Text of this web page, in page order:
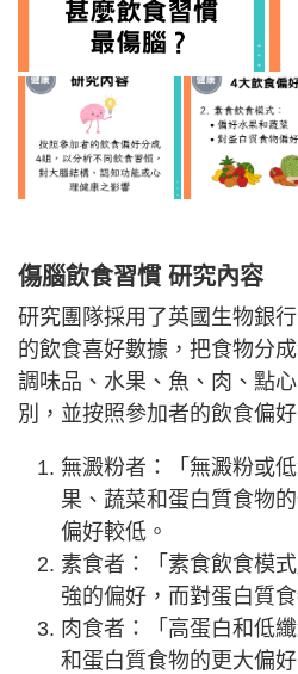
傷腦飲食習慣 研究內容
研究團隊採用了英國生物銀
的飲食喜好數據，把食物分
調味品、水果、魚、肉、點
別，並按照參加者的飲食偏好
無澱粉者：「無澱粉或
果、蔬菜和蛋白質食物
偏好較低。
素食者：「素食飲食模
強的偏好，而對蛋白質
肉食者：「高蛋白和低
和蛋白質食物的更大偏